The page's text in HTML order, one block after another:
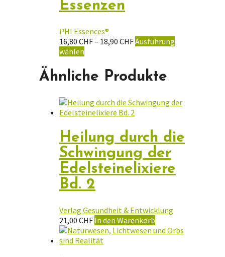
Essenzen
PHI Essences®
16,80 CHF– 18,90 CHFPreisspanne:
18,90 CHF
Ausführung
wählen
weist
mehrere
auf.
Die
können
auf
der
Produktseite
gewählt
werden
Ähnliche Produkte
Heilung durch die
Schwingung der
Edelsteinelixiere
Bd. 2
Verlag Gesundheit & Entwicklung
21,00 CHF In den Warenkorb